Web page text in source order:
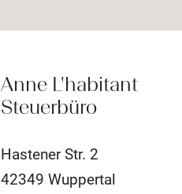
Anne L'habitant
Steuerbüro
Hastener Str. 2
42349 Wuppertal